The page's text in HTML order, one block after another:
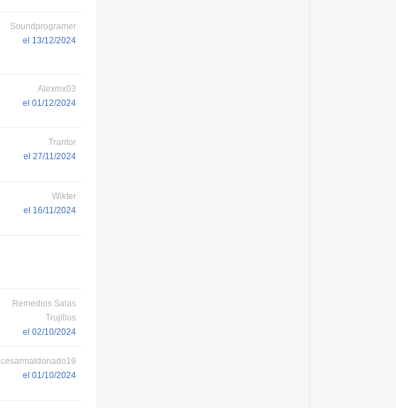
Soundprogramer
el 13/12/2024
Alexmx03
el 01/12/2024
Trantor
el 27/11/2024
Wikter
el 16/11/2024
Remedios Salas
Trujillos
el 02/10/2024
cesarmaldonado19
el 01/10/2024